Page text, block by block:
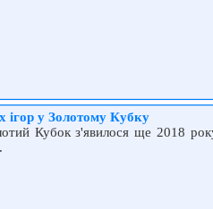
ігор у Золотому Кубку
Кубок з'явилося ще 2018